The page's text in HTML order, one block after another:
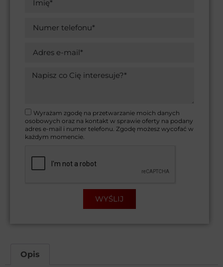
Wyrażam zgodę na przetwarzanie moich danych
osobowych oraz na kontakt w sprawie oferty na podany
adres e-mail i numer telefonu. Zgodę możesz wycofać w
każdym momencie.
WYŚLIJ
Opis